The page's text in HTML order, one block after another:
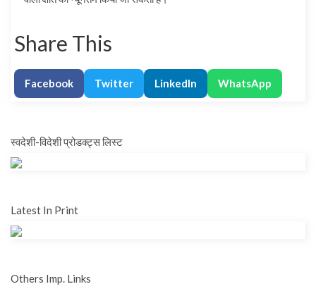
Share This
Facebook Twitter LinkedIn WhatsApp
स्वदेशी-विदेशी प्रोडक्ट्स लिस्ट
Latest In Print
Others Imp. Links